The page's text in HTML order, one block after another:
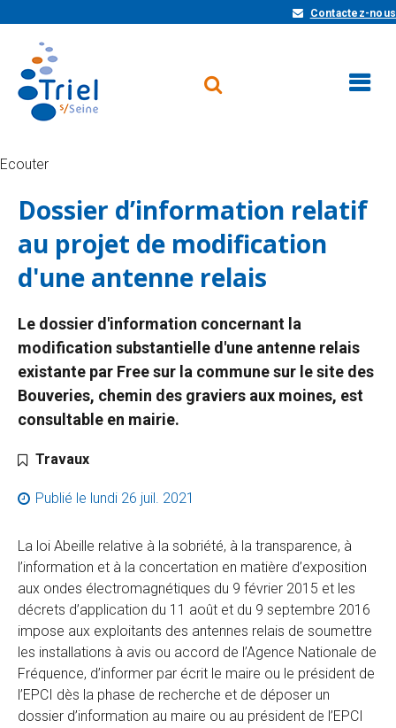
Contactez-nous
Ecouter
Dossier d’information relatif
au projet de modification
d'une antenne relais
Le dossier d'information concernant la
modification substantielle d'une antenne relais
existante par Free sur la commune sur le site des
Bouveries, chemin des graviers aux moines, est
consultable en mairie.
Catégorie :
Travaux
Publié le lundi 26 juil. 2021
La loi Abeille relative à la sobriété, à la transparence, à
l’information et à la concertation en matière d’exposition
aux ondes électromagnétiques du 9 février 2015 et les
décrets d’application du 11 août et du 9 septembre 2016
impose aux exploitants des antennes relais de soumettre
les installations à avis ou accord de l’Agence Nationale de
Fréquence, d’informer par écrit le maire ou le président de
l’EPCI dès la phase de recherche et de déposer un
dossier d’information au maire ou au président de l’EPCI